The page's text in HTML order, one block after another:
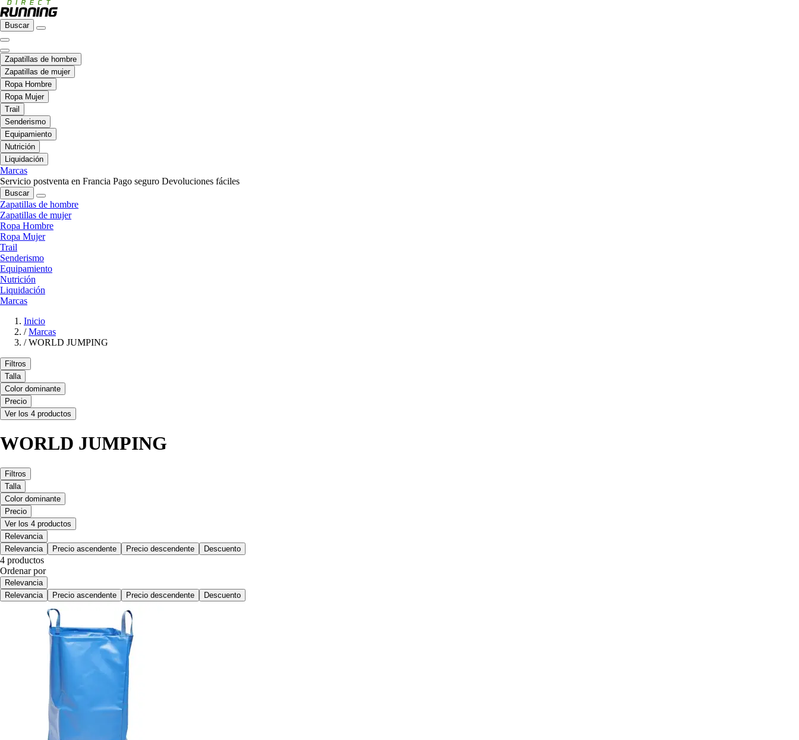
Buscar
Zapatillas de hombre
Zapatillas de mujer
Ropa Hombre
Ropa Mujer
Trail
Senderismo
Equipamiento
Nutrición
Liquidación
Marcas
Servicio postventa en Francia Pago seguro Devoluciones fáciles
Buscar
Zapatillas de hombre
Zapatillas de mujer
Ropa Hombre
Ropa Mujer
Trail
Senderismo
Equipamiento
Nutrición
Liquidación
Marcas
Inicio
/ Marcas
/ WORLD JUMPING
Filtros
Talla
Color dominante
Precio
Ver los 4 productos
WORLD JUMPING
Filtros
Talla
Color dominante
Precio
Ver los 4 productos
Relevancia
Relevancia
Precio ascendente Precio descendente Descuento
4 productos
Ordenar por
Relevancia
Relevancia
Precio ascendente Precio descendente Descuento